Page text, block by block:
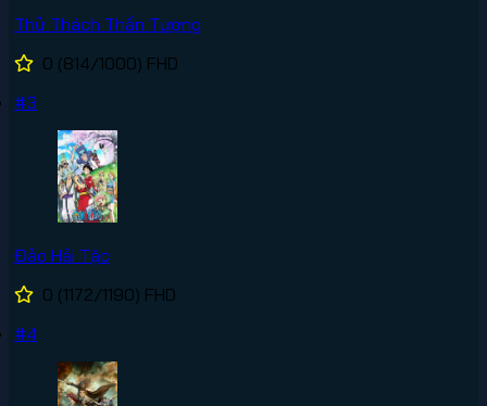
Thử Thách Thần Tượng
0 (814/1000) FHD
#3
Đảo Hải Tặc
0 (1172/1190) FHD
#4